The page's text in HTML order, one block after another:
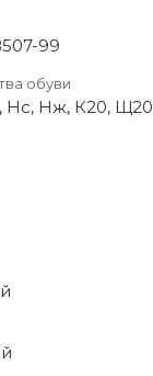
99
обуви
Нс, Нж, К20, Щ20